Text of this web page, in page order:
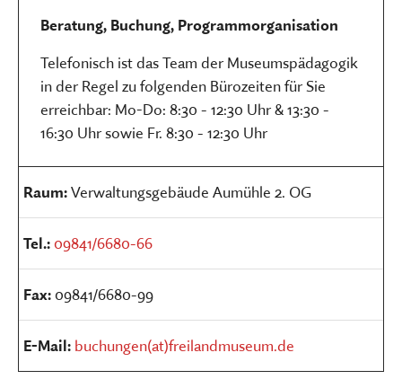
Beratung, Buchung, Programmorganisation
Telefonisch ist das Team der Museumspädagogik
in der Regel zu folgenden Bürozeiten für Sie
erreichbar: Mo-Do: 8:30 - 12:30 Uhr & 13:30 -
16:30 Uhr sowie Fr. 8:30 - 12:30 Uhr
Raum:Verwaltungsgebäude Aumühle 2. OG
Tel.:09841/6680-66
Fax:09841/6680-99
E-Mail: buchungen(at)freilandmuseum.de